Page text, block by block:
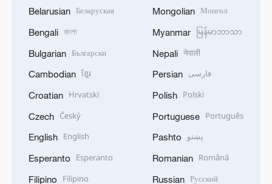
Belarusian Беларуская
Bengali বাংলা
Bulgarian Български
Cambodian ខ្មែរ
Croatian Hrvatski
Czech Český
English English
Esperanto Esperanto
Filipino Filipino
Mongolian Монгол
Myanmar မြန်မာဘာသာ
Nepali नेपाली
Persian فارسی
Polish Polski
Portuguese Português
Pashto پښتو
Romanian Română
Russian Русский